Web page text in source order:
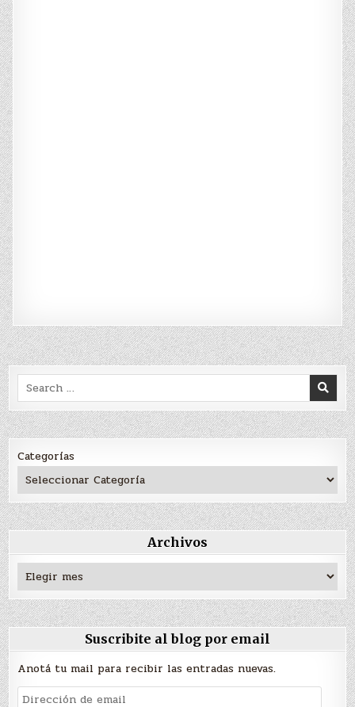
Search
for:
Categorías
Archivos
Archivos
Suscribite al blog por email
Anotá tu mail para recibir las entradas nuevas.
Dirección